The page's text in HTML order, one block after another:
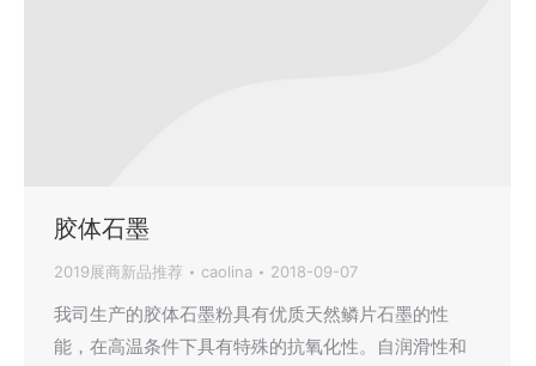
胶体石墨
2019展商新品推荐 caolina 2018-09-07
我司生产的胶体石墨粉具有优质天然鳞片石墨的性
能，在高温条件下具有特殊的抗氧化性。自润滑性和